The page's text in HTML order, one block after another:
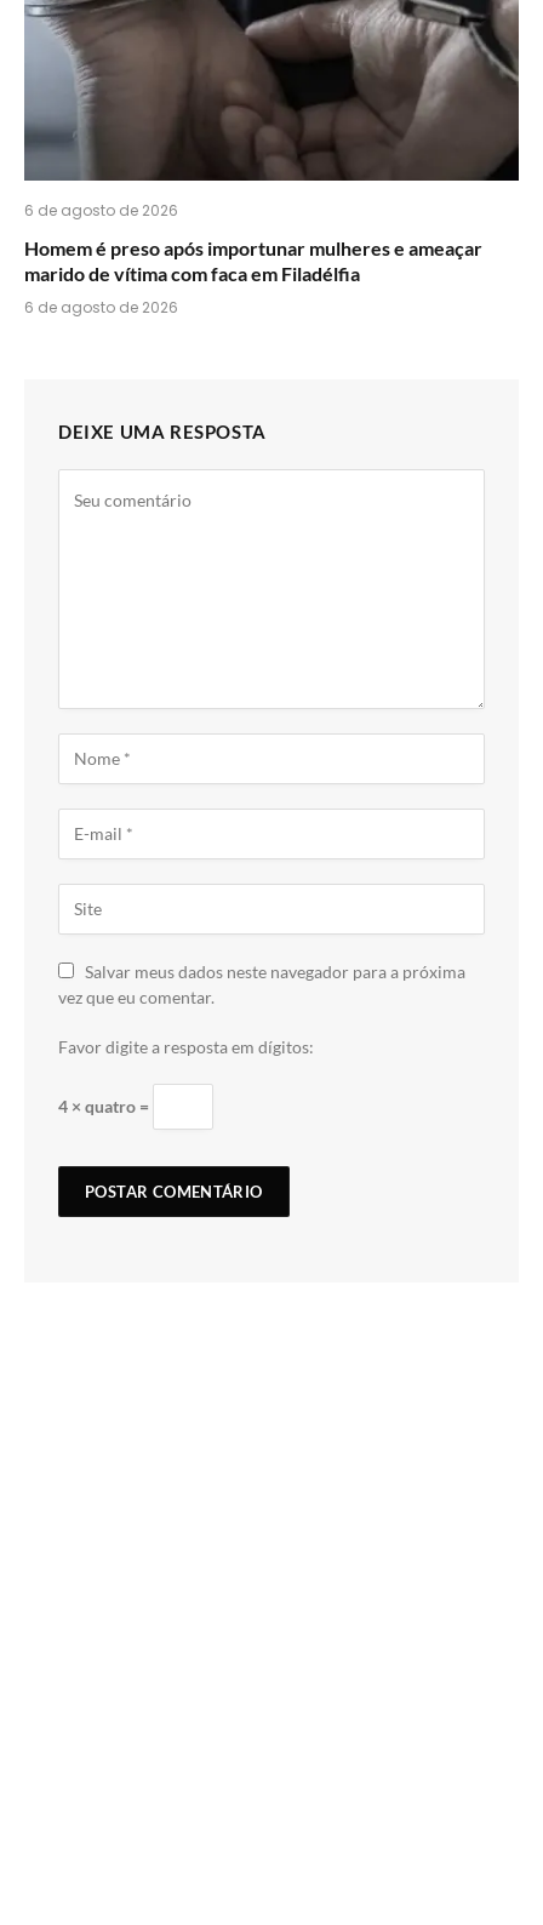
6 de agosto de 2026
Homem é preso após importunar mulheres e ameaçar
marido de vítima com faca em Filadélfia
6 de agosto de 2026
DEIXE UMA RESPOSTA
Salvar meus dados neste navegador para a próxima
vez que eu comentar.
Favor digite a resposta em dígitos:
4 × quatro =